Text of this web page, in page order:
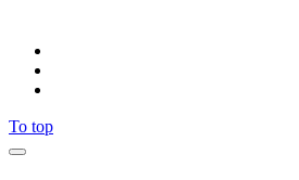
To top